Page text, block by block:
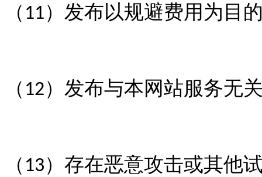
（ 11）发布以规避费用为目
（ 12）发布与本网站服务无
（ 13）存在恶意攻击或其他